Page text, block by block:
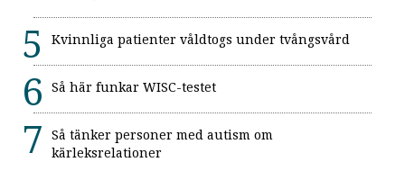
Kvinnliga patienter våldtogs under tvångsvård
Så här funkar WISC-testet
Så tänker personer med autism om
kärleksrelationer